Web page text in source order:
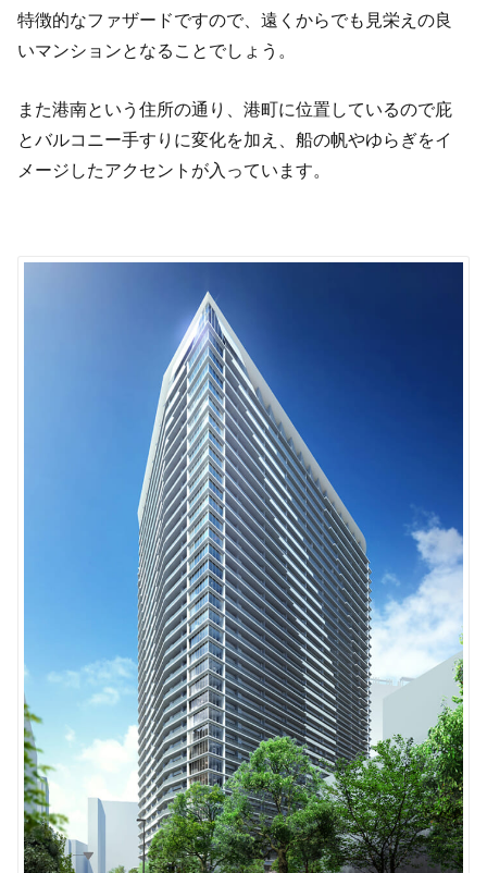
特徴的なファザードですので、遠くからでも見栄えの良
いマンションとなることでしょう。
また港南という住所の通り、港町に位置しているので庇
とバルコニー手すりに変化を加え、船の帆やゆらぎをイ
メージしたアクセントが入っています。